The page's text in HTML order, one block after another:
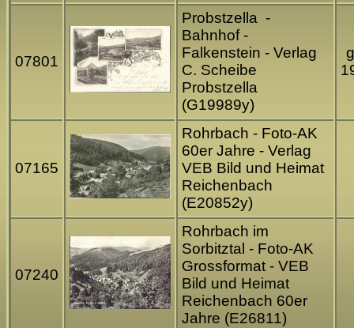
07801
Probstzella -
Bahnhof -
Falkenstein - Verlag
C. Scheibe
Probstzella
(G19989y)
07165
Rohrbach - Foto-AK
60er Jahre - Verlag
VEB Bild und Heimat
Reichenbach
(E20852y)
07240
Rohrbach im
Sorbitztal - Foto-AK
Grossformat - VEB
Bild und Heimat
Reichenbach 60er
Jahre (E26811)